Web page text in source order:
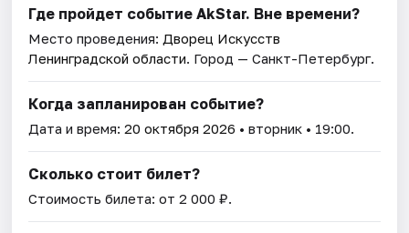
Где пройдет событие AkStar. Вне времени?
Место проведения: Дворец Искусств
Ленинградской области. Город — Санкт-Петербург.
Когда запланирован событие?
Дата и время:20 октября 2026 • вторник • 19:00.
Сколько стоит билет?
Стоимость билета: от 2 000 ₽.